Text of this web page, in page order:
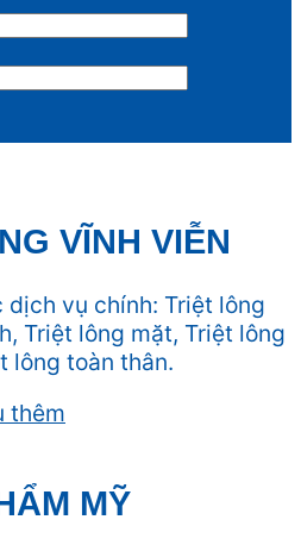
VĨNH VIỄN
dịch vụ chính: Triệt lông
Triệt lông mặt, Triệt lông
lông toàn thân.
thêm
MỸ